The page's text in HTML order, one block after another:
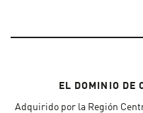
EL DOMINIO DE
Adquirido por la Región